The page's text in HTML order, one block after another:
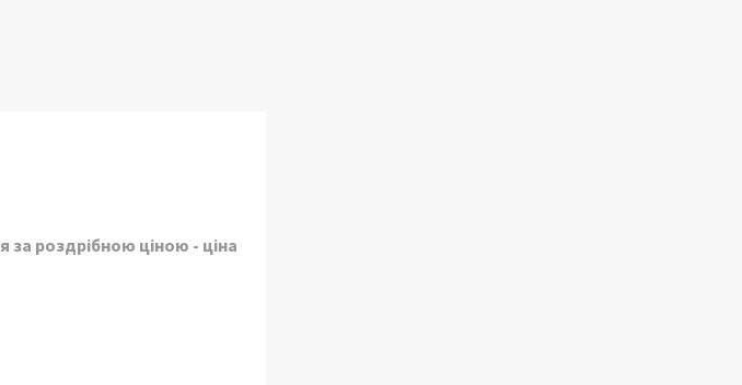
за роздрібною ціною - ціна